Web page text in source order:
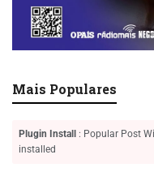
Mais Populares
Plugin Install
: Popular Post
installed